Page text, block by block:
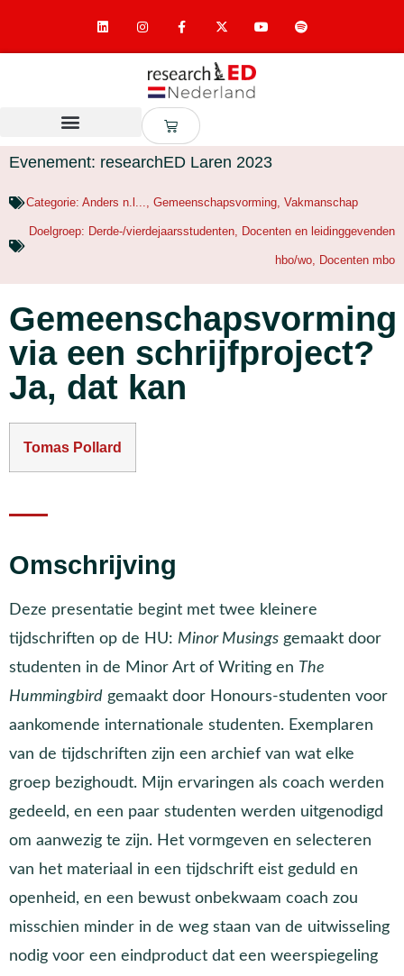
Evenement: researchED Laren 2023
Categorie: Anders n.l... Gemeenschapsvorming Vakmanschap
Doelgroep: Derde-/vierdejaarsstudenten Docenten en leidinggevenden
hbo/wo Docenten mbo
Gemeenschapsvorming
via een schrijfproject?
Ja, dat kan
Tomas Pollard
Omschrijving
Deze presentatie begint met twee kleinere
tijdschriften op de HU: Minor Musings gemaakt door
studenten in de Minor Art of Writing en The
Hummingbird gemaakt door Honours-studenten voor
aankomende internationale studenten. Exemplaren
van de tijdschriften zijn een archief van wat elke
groep bezighoudt. Mijn ervaringen als coach werden
gedeeld, en een paar studenten werden uitgenodigd
om aanwezig te zijn. Het vormgeven en selecteren
van het materiaal in een tijdschrift eist geduld en
openheid, en een bewust onbekwaam coach zou
misschien minder in de weg staan van de uitwisseling
nodig voor een eindproduct dat een weerspiegeling